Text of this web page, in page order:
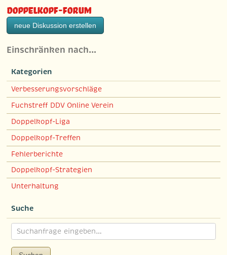
Doppelkopf-Forum
neue Diskussion erstellen
Einschränken nach…
Kategorien
Verbesserungsvorschläge
Fuchstreff DDV Online Verein
Doppelkopf-Liga
Doppelkopf-Treffen
Fehlerberichte
Doppelkopf-Strategien
Unterhaltung
Suche